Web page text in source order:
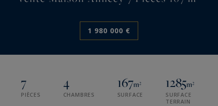
1 980 000 €
7
PIÈCES
4
CHAMBRES
167m²
SURFACE
1285m²
SURFACE
TERRAIN